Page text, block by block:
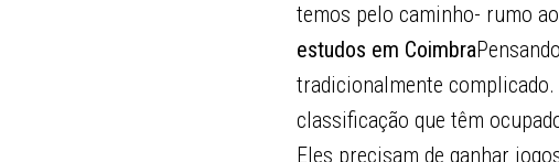
temos pelo caminho- rumo
estudos em Coimbra
tradicionalmente
classificação que têm
Eles precisam de ganhar